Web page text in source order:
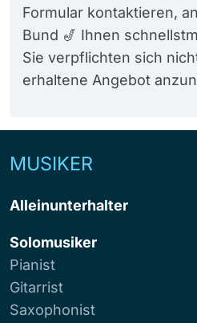
Formular kontaktieren,
Bund 🎷 Ihnen
Sie verpflichten sich
erhaltene Angebot
MUSIKER
Alleinunterhalter
Solomusiker
Pianist
Gitarrist
Saxophonist